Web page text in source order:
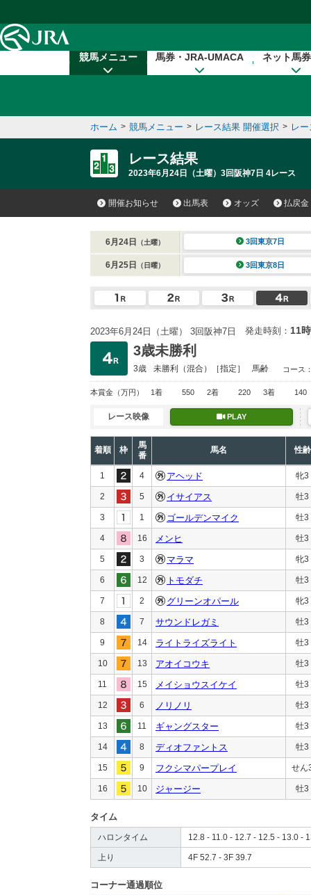
競馬メニュー 馬券・JRA-UMACA ネット馬
ホーム > 競馬メニュー > レース結果 開催選択 > レ
レース結果
2023年6月24日（土曜）3回阪神7日 4レース
開催お知らせ 出馬表 オッズ 払戻金
6月24日 （土曜） 3回東京7日
6月25日 （日曜） 3回東京8日
2023年6月24日（土曜） 3回阪神7日 発走時刻： 11
3歳未勝利
3歳 未勝利 （混合）［指定］ 馬齢 コース
本賞金 （万円） 1着 550 2着 220 3着 140
レース映像 PLAY
着順 枠
馬
番
馬名 性齢
1 4 アヘッド 牝3
2 5 イサイアス 牡3
3 1 ゴールデンマイク 牡3
4 16 メンヒ 牡3
5 3 マラマ 牝3
6 12 トモダチ 牡3
7 2 グリーンオパール 牝3
8 7 サウンドレガミ 牡3
9 14 ライトライズライト 牡3
10 13 アオイコウキ 牡3
11 15 メイショウスイケイ 牡3
12 6 ノリノリ 牡3
13 11 ギャングスター 牡3
14 8 ディオファントス 牡3
15 9 フクシマパープレイ せん
16 10 ジャージー 牡3
タイム
ハロンタイム 12.8 - 11.0 - 12.7 - 12.5 - 13.0 -
上り 4F 52.7 - 3F 39.7
コーナー通過順位